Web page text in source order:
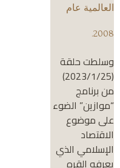
العالمية عام
2008.
وسلطت حلقة
(2023/1/25)
من برنامج
“موازين” الضوء
على موضوع
الاقتصاد
الإسلامي الذي
يعرفه القره